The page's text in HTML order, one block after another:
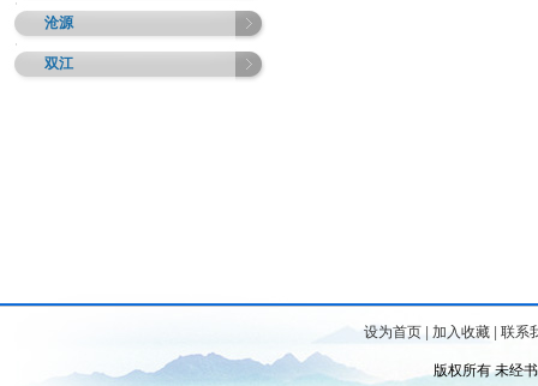
沧源
双江
设为首页 加入收藏 联系
版权所有 未经